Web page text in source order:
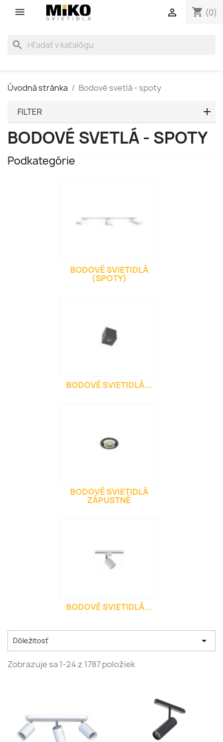
shopping_cart (0)

search
Úvodná stránka Bodové svetlá - spoty
FILTER
BODOVÉ SVETLÁ - SPOTY
Podkategórie
BODOVÉ SVIETIDLÁ
(SPOTY)
BODOVÉ SVIETIDLÁ...
BODOVÉ SVIETIDLÁ
ZÁPUSTNÉ
BODOVÉ SVIETIDLÁ...
Dôležitosť 
Zobrazuje sa 1-24 z 1787 položiek